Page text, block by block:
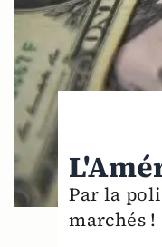
Par la
marchés !